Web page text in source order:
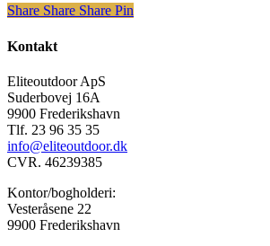
pris
Share
Share Share Share Pin
Kontakt
Eliteoutdoor ApS
Suderbovej 16A
9900 Frederikshavn
Tlf. 23 96 35 35
info@eliteoutdoor.dk
CVR. 46239385
Kontor/bogholderi:
Vesteråsene 22
9900 Frederikshavn